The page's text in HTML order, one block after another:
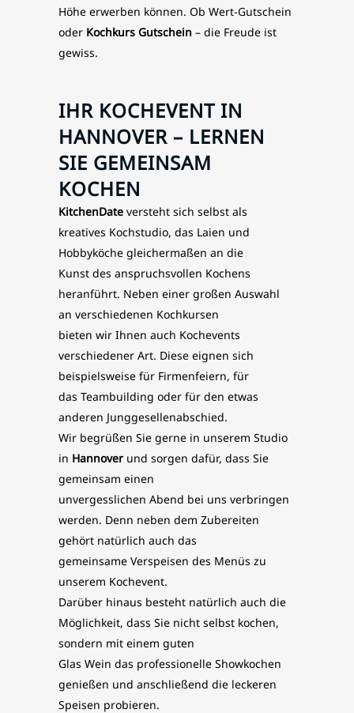
Höhe erwerben können. Ob Wert-Gutschein
oder Kochkurs Gutschein – die Freude ist
gewiss.
IHR KOCHEVENT IN
HANNOVER – LERNEN
SIE GEMEINSAM
KOCHEN
KitchenDate versteht sich selbst als
kreatives Kochstudio, das Laien und
Hobbyköche gleichermaßen an die
Kunst des anspruchsvollen Kochens
heranführt. Neben einer großen Auswahl
an verschiedenen Kochkursen
bieten wir Ihnen auch Kochevents
verschiedener Art. Diese eignen sich
beispielsweise für Firmenfeiern, für
das Teambuilding oder für den etwas
anderen Junggesellenabschied.
Wir begrüßen Sie gerne in unserem Studio
in Hannover und sorgen dafür, dass Sie
gemeinsam einen
unvergesslichen Abend bei uns verbringen
werden. Denn neben dem Zubereiten
gehört natürlich auch das
gemeinsame Verspeisen des Menüs zu
unserem Kochevent.
Darüber hinaus besteht natürlich auch die
Möglichkeit, dass Sie nicht selbst kochen,
sondern mit einem guten
Glas Wein das professionelle Showkochen
genießen und anschließend die leckeren
Speisen probieren.